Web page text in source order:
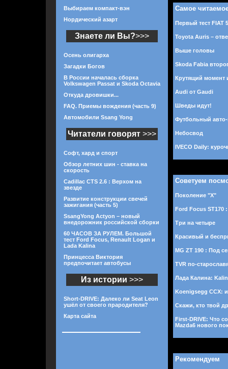
Выбираем компакт-вэн
Нордический азарт
Знаете ли Вы?>>>
Осень олигарха
Загадки Богов
В России началась сборка
Volkswagen Passat и Skoda Octavia
Откуда дровишки...
FAQ. Приемы вождения (часть 9)
Автомобили Ssang Yong
Читатели говорят >>>
Софт, хард и спорт
Обзор летних шин - ставка на
скорость
Cadillac CTS 2.6 : Верхом на
звезде
Развитие конструкции свечей
зажигания (часть 5)
SsangYong Actyon – новый
внедорожник российской сборки
60 ЧАСОВ ЗА РУЛЕМ. Большой
тест Ford Focus, Renault Logan и
Lada Kalina
Принцесса Виктория
предпочитает автобусы
Из истории >>>
Short-DRIVE: Далеко ли Seat Leon
ушёл от своего прародителя?
Карта сайта
Самое
Первый тест FIAT
Toyota Auris –
Выше головы
Skoda Fabia
Крутящий момент
Audi от Gaudi
Шведы идут!
Футбольный
Небосвод
IVECO Daily:
Советуем
Поколение "Х"
Ford Focus ST170
Три на четыре
Красивый и
MG ZT 190 : Под
TVR по-
Лада Калина:
Koenigsegg CCX:
Скажи, кто твой
First-DRIVE: Что
Mazda6 нового
Рекомендуем